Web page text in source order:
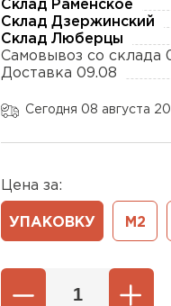
Склад Раменское
Склад Дзержинский
Склад Люберцы
Самовывоз со склада
Доставка 09.08
Сегодня 08 августа
Цена за:
УПАКОВКУ М2
Утеплитель
ПЕРЕЙТИ
ПЕРЕЙТИ
Утеплитель